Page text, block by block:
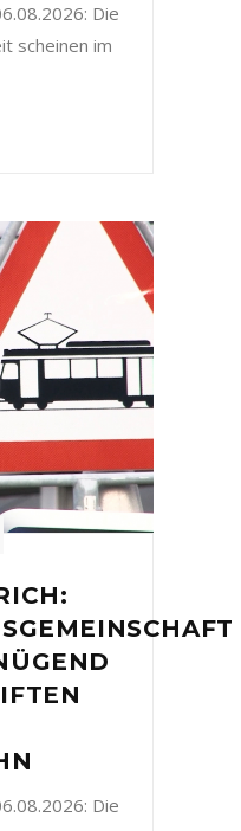
Die
scheinen im
Die